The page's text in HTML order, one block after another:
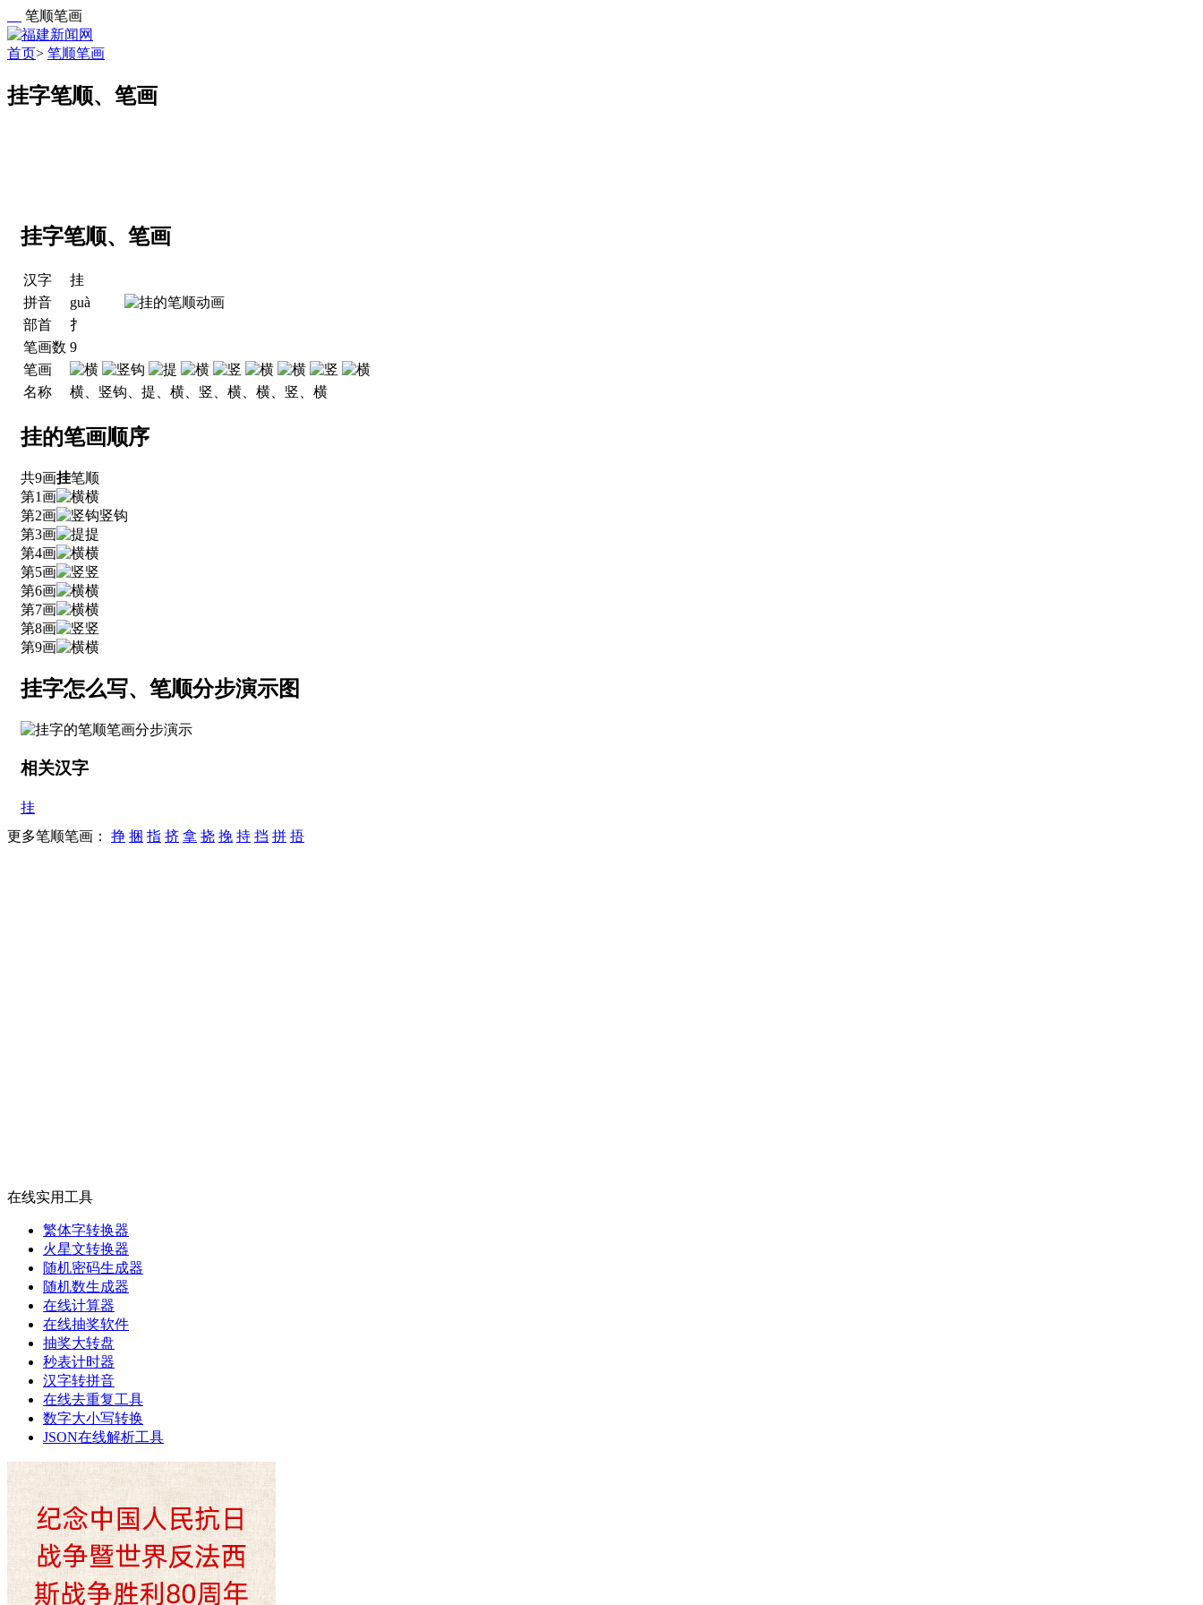
笔顺笔画
首页> 笔顺笔画
挂字笔顺、笔画
挂字笔顺、笔画
汉字
挂
拼音
guà
部首
扌
笔画数 9
笔画
名称
横、竖钩、提、横、竖、横、横、竖、横
挂的笔画顺序
共9画挂笔顺
第1画
横
第2画
竖钩
第3画
提
第4画
横
第5画
竖
第6画
横
第7画
横
第8画
竖
第9画
横
挂字怎么写、笔顺分步演示图
相关汉字
挂
更多笔顺笔画： 挣 捆 指 挤 拿 挠 挽 持 挡 拼 捂
在线实用工具
繁体字转换器
火星文转换器
随机密码生成器
随机数生成器
在线计算器
在线抽奖软件
抽奖大转盘
秒表计时器
汉字转拼音
在线去重复工具
数字大小写转换
JSON在线解析工具